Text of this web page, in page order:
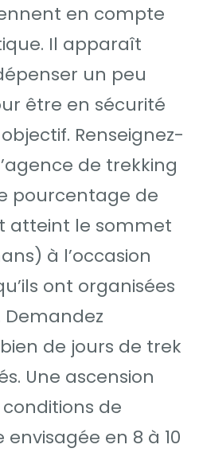
en compte
Il apparaît
un peu
être en sécurité
Renseignez-
de trekking
pourcentage de
atteint le sommet
à l’occasion
ont organisées
de jours de trek
Une ascension
de
en 8 à 10